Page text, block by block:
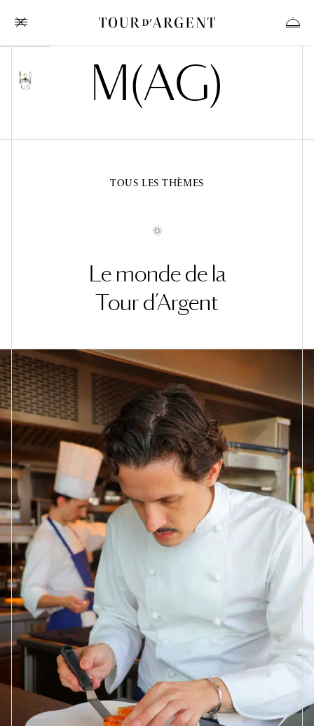
M(AG)
TOUS LES THÈMES
Le monde de la
Tour d’Argent